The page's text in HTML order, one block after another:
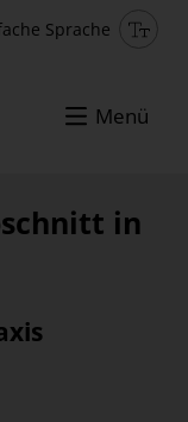
Sprache
Menü
in